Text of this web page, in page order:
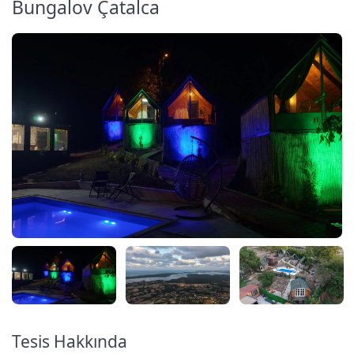
Bungalov Çatalca
Tesis Hakkında